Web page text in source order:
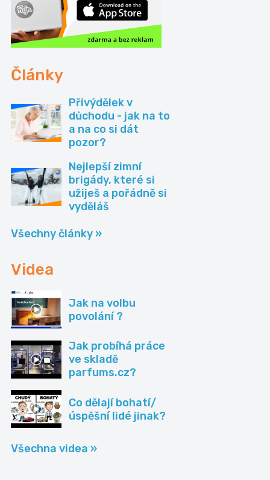
Články
Přivýdělek v
důchodu - jak na to
a na co si dát
pozor?
Nejlepší zimní
brigády, které si
užiješ a pořádně si
vyděláš
Všechny články »
Videa
Jak na volbu
povolání ?
Jak probíhá práce
ve skladě
parfums.cz?
Co dělají bohatí/
úspěšní lidé jinak?
Všechna videa »